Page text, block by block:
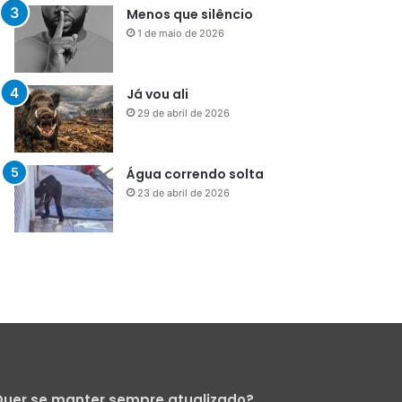
Menos que silêncio
1 de maio de 2026
Já vou ali
29 de abril de 2026
Água correndo solta
23 de abril de 2026